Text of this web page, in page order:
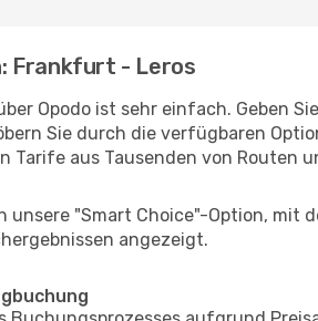
Frankfurt - Leros
Opodo ist sehr einfach. Geben
Sie durch die verfügbaren
Tarife aus Tausenden von Routen
unsere "Smart Choice"-Option,
angezeigt.